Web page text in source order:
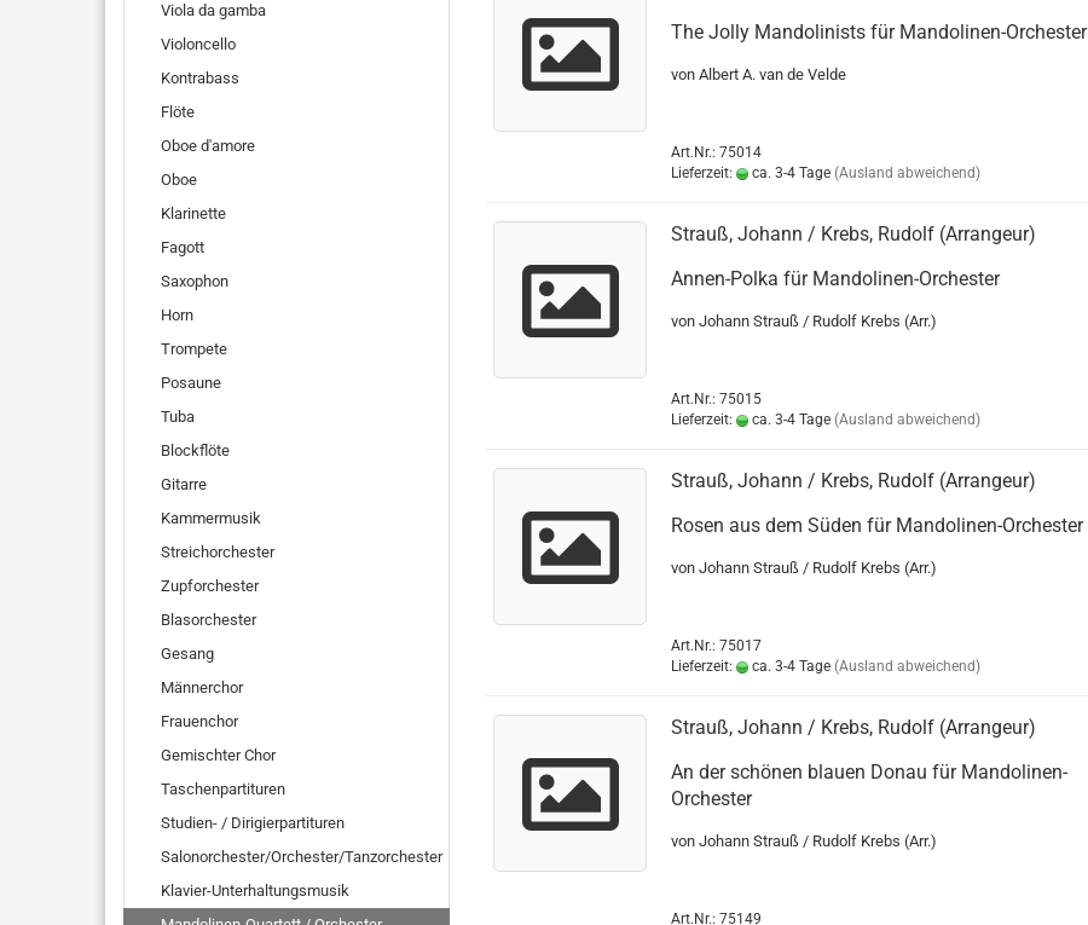
The Jolly Mandolinists für Mandolinen-Orchester
von Albert A. van de Velde
Art.Nr.: 75014
Lieferzeit:
ca. 3-4 Tage (Ausland abweichend)
Strauß, Johann / Krebs, Rudolf (Arrangeur)
Annen-Polka für Mandolinen-Orchester
von Johann Strauß / Rudolf Krebs (Arr.)
Art.Nr.: 75015
Lieferzeit:
ca. 3-4 Tage (Ausland abweichend)
Strauß, Johann / Krebs, Rudolf (Arrangeur)
Rosen aus dem Süden für Mandolinen-Orchester
von Johann Strauß / Rudolf Krebs (Arr.)
Art.Nr.: 75017
Lieferzeit:
ca. 3-4 Tage (Ausland abweichend)
Strauß, Johann / Krebs, Rudolf (Arrangeur)
An der schönen blauen Donau für Mandolinen-
Orchester
von Johann Strauß / Rudolf Krebs (Arr.)
Art.Nr.: 75149
Viola da gamba
Violoncello
Kontrabass
Flöte
Oboe d'amore
Oboe
Klarinette
Fagott
Saxophon
Horn
Trompete
Posaune
Tuba
Blockflöte
Gitarre
Kammermusik
Streichorchester
Zupforchester
Blasorchester
Gesang
Männerchor
Frauenchor
Gemischter Chor
Taschenpartituren
Studien- / Dirigierpartituren
Salonorchester/Orchester/Tanzorchester
Klavier-Unterhaltungsmusik